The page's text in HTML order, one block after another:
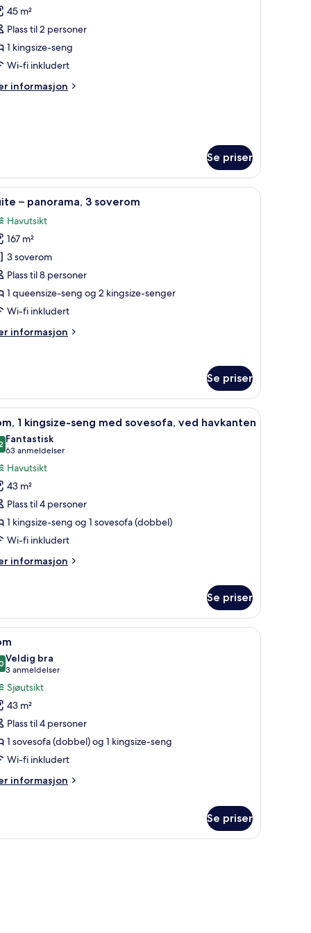
45 m²
Plass til 2 personer
1 kingsize-seng
Wi-fi inkludert
informasjon
Se priser
(inkludert), safe på rommet, skrivebord og blendingsgardiner
Minibar (inkludert), safe på rommet,
13 – panorama, 3 soverom
Havutsikt
167 m²
3 soverom
Plass til 8 personer
1 queensize-seng og 2 kingsize-senger
Wi-fi inkludert
informasjon
Se priser
samt filmkjøp Minibar (inkludert), safe på rommet,
14 1 kingsize-seng med sovesofa, ved havkanten
av 10
Fantastisk
63 anmeldelser
(63
anmeldelser)
Havutsikt
43 m²
Plass til 4 personer
1 kingsize-seng og 1 sovesofa (dobbel)
Wi-fi inkludert
informasjon
Se priser
og blendingsgardiner Minibar (inkludert), safe på rommet,
9
av 10
Veldig bra
3 anmeldelser
(3
anmeldelser)
Sjøutsikt
43 m²
Plass til 4 personer
1 sovesofa (dobbel) og 1 kingsize-seng
Wi-fi inkludert
informasjon
Se priser
og blendingsgardiner